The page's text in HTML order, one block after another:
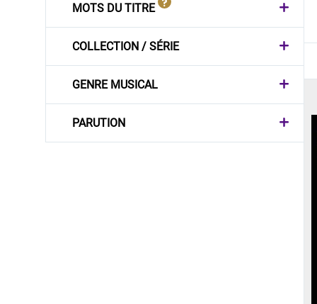
MOTS DU TITRE
COLLECTION / SÉRIE
GENRE MUSICAL
PARUTION